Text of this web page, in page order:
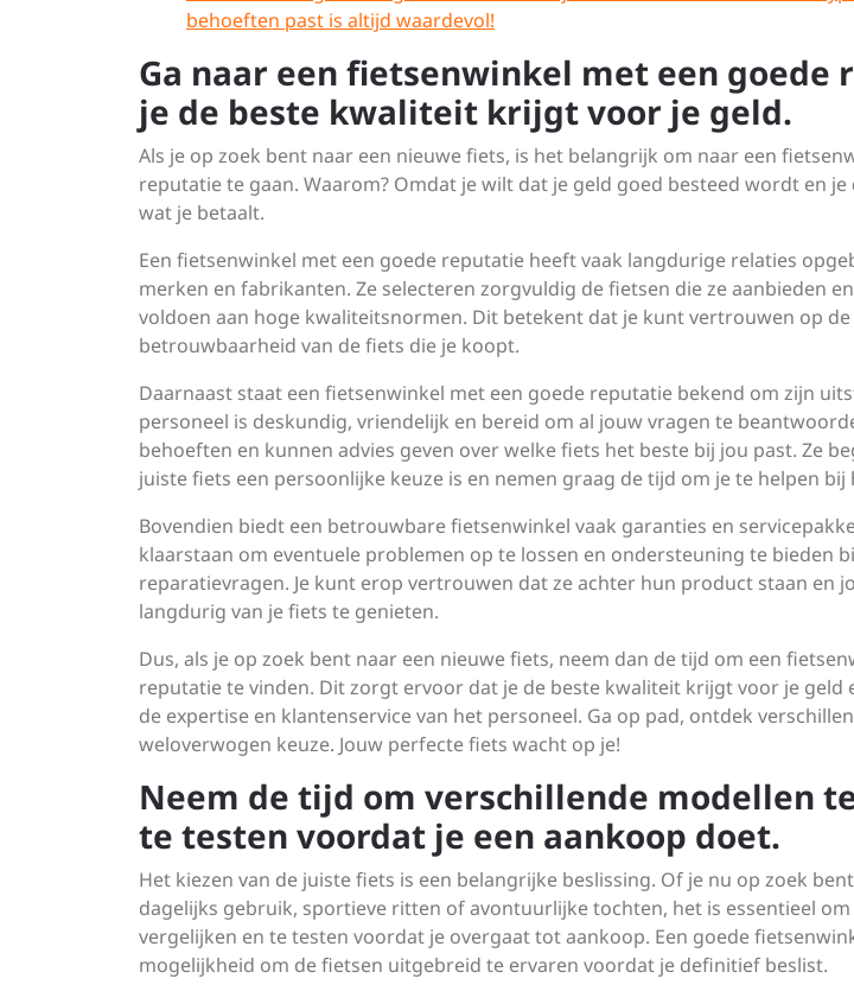
behoeften past is altijd waardevol!
Ga naar een fietsenwinkel met een goede
je de beste kwaliteit krijgt voor je geld.
Als je op zoek bent naar een nieuwe fiets, is het belangrijk om naar een
reputatie te gaan. Waarom? Omdat je wilt dat je geld goed besteed wordt en
wat je betaalt.
Een fietsenwinkel met een goede reputatie heeft vaak langdurige relaties
merken en fabrikanten. Ze selecteren zorgvuldig de fietsen die ze aanbieden
voldoen aan hoge kwaliteitsnormen. Dit betekent dat je kunt vertrouwen op
betrouwbaarheid van de fiets die je koopt.
Daarnaast staat een fietsenwinkel met een goede reputatie bekend om zijn
personeel is deskundig, vriendelijk en bereid om al jouw vragen te
behoeften en kunnen advies geven over welke fiets het beste bij jou past. Ze
juiste fiets een persoonlijke keuze is en nemen graag de tijd om je te helpen bij
Bovendien biedt een betrouwbare fietsenwinkel vaak garanties en
klaarstaan om eventuele problemen op te lossen en ondersteuning te bieden
reparatievragen. Je kunt erop vertrouwen dat ze achter hun product staan en
langdurig van je fiets te genieten.
Dus, als je op zoek bent naar een nieuwe fiets, neem dan de tijd om een
reputatie te vinden. Dit zorgt ervoor dat je de beste kwaliteit krijgt voor je geld
de expertise en klantenservice van het personeel. Ga op pad, ontdek
weloverwogen keuze. Jouw perfecte fiets wacht op je!
Neem de tijd om verschillende modellen
te testen voordat je een aankoop doet.
Het kiezen van de juiste fiets is een belangrijke beslissing. Of je nu op zoek
dagelijks gebruik, sportieve ritten of avontuurlijke tochten, het is essentieel
vergelijken en te testen voordat je overgaat tot aankoop. Een goede
mogelijkheid om de fietsen uitgebreid te ervaren voordat je definitief beslist.